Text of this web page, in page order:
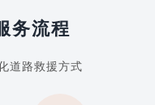
务流程
道路救援方式